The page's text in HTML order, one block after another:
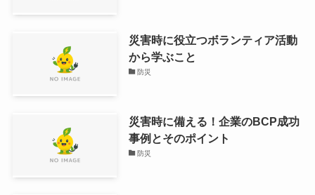
災害時に役立つボランティア活動
から学ぶこと
防災
災害時に備える！企業のBCP成功
事例とそのポイント
防災